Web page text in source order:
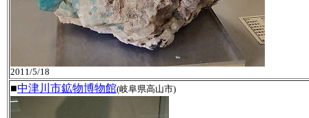
2011/5/18
■中津川市鉱物博物館(岐阜県高山市)